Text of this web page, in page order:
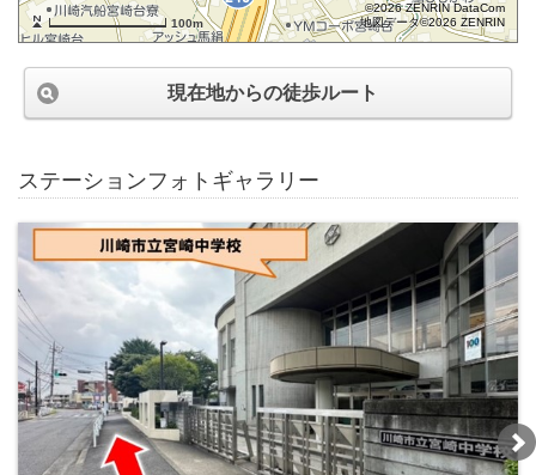
100m
©2026 ZENRIN DataCom
地図データ©2026 ZENRIN
現在地からの徒歩ルート
ステーションフォトギャラリー